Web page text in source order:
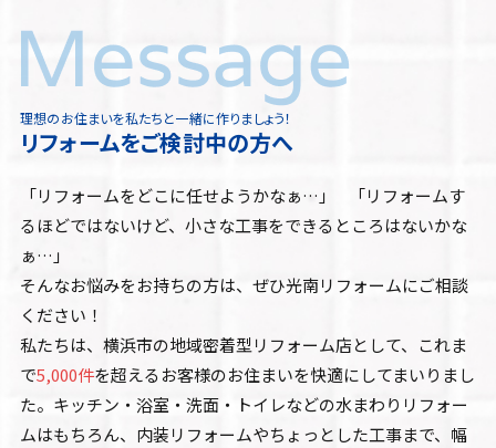
理想のお住まいを私たちと一緒に作りましょう！
リフォームをご検討中の方へ
「リフォームをどこに任せようかなぁ…」 「リフォームす
るほどではないけど、小さな工事をできるところはないかな
ぁ…」
そんなお悩みをお持ちの方は、ぜひ光南リフォームにご相談
ください！
私たちは、横浜市の地域密着型リフォーム店として、これま
で5,000件を超えるお客様のお住まいを快適にしてまいりまし
た。キッチン・浴室・洗面・トイレなどの水まわりリフォー
ムはもちろん、内装リフォームやちょっとした工事まで、幅